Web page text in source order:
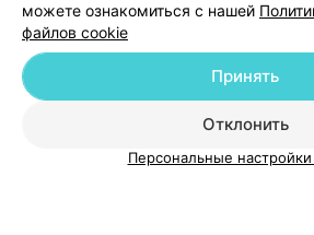
г. Минск, улица Толбухина, 2, пом. 16
ВЫ ВЛАДЕЛЕЦ?
можете ознакомиться с нашей
файлов cookie
Отклонить
Принять
Персональные